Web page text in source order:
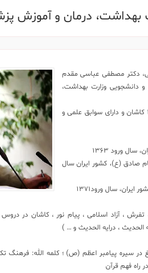
بهداشت، درمان و آموزش
دکتر مصطفی عباسی مقدم
دانشجویی وزارت بهداشت،
گفتنی است دکتر مصطفی عباسی مقدم متولد سال ۱۳۴۵ کاشان و دارای سوابق علمی و
ورود ۱۳۶۳
صادق (ع)، کشور ایران سال
سال ورود۱۳۷۱
،امیر کبیر ، تفرش ، آزاد اسلامی ، پیام نور ،
الحدیث ، درایه الحدیث و … )
سیره پیامبر اعظم (ص) ؛ کلمه الله: فرهنگ
راه فهم قرآن